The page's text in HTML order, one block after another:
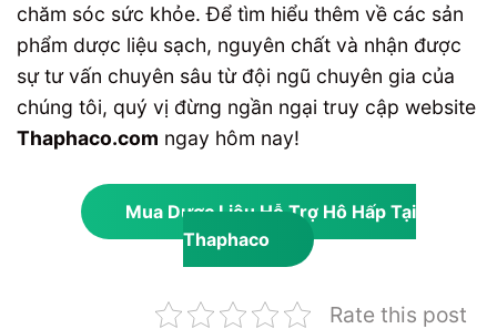
chăm sóc sức khỏe. Để tìm hiểu thêm về các sản
phẩm dược liệu sạch, nguyên chất và nhận được
sự tư vấn chuyên sâu từ đội ngũ chuyên gia của
chúng tôi, quý vị đừng ngần ngại truy cập website
Thaphaco.com ngay hôm nay!
Mua Dược Liệu Hỗ Trợ Hô Hấp Tại
Thaphaco
Rate this post